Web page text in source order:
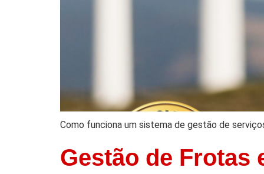
Como funciona um sistema de gestão de
Gestão de Frotas